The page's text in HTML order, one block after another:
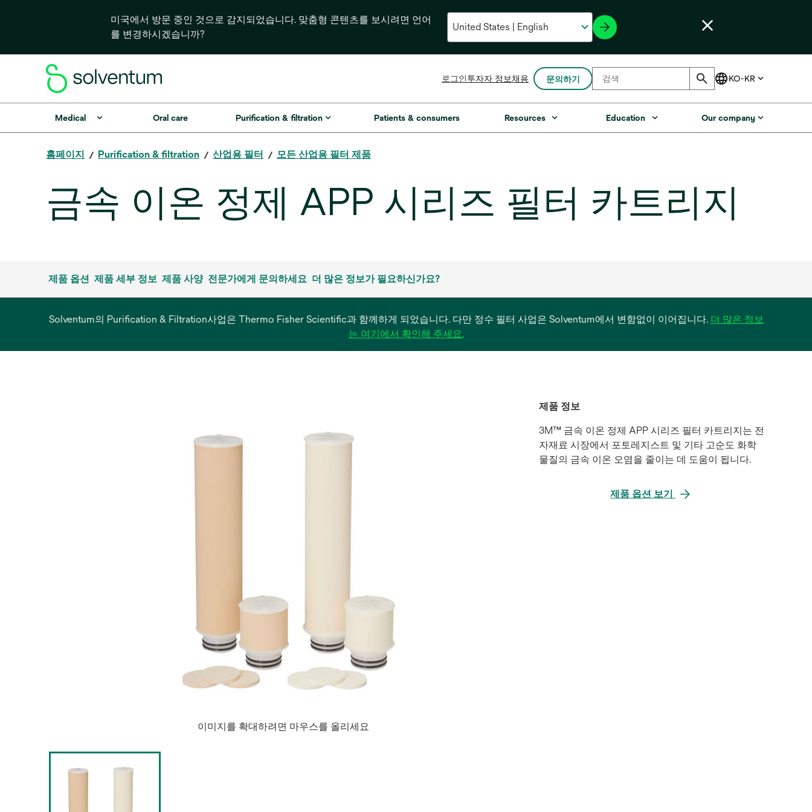
미국에서 방문 중인 것으로 감지되었습니다. 맞춤형 콘텐츠를 보시려면 언어
를 변경하시겠습니까?
로그인투자자 정보새
에
서
채용 문의하기
Medical Oral care Purification & filtration Patients & consumers Resources Education Our company
홈페이지 Purification & filtration 산업용 필터 모든 산업용 필터 제품
금속 이온 정제 APP 시리즈 필터 카트리지
제품 옵션 제품 세부 정보 제품 사양 전문가에게 문의하세요 더 많은 정보가 필요하신가요?
Solventum의 Purification & Filtration사업은 Thermo Fisher Scientific과 함께하게 되었습니다. 다만 정수 필터 사업은 Solventum에서 변함없이 이어집니다. 더 많은 정보
는 여기에서 확인해 주세요.새
이미지를 확대하려면 마우스를 올리세요
제품 정보
3M™ 금속 이온 정제 APP 시리즈 필터 카트리지는 전
자재료 시장에서 포토레지스트 및 기타 고순도 화학
물질의 금속 이온 오염을 줄이는 데 도움이 됩니다.
제품 옵션 보기